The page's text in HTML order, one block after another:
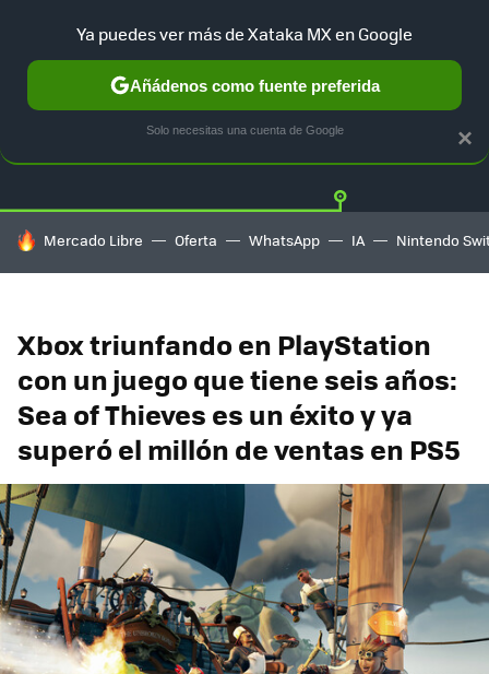
Twitter
HOY SE HABLA DE
Mercado Libre Oferta WhatsApp IA Nintendo
Xbox triunfando en PlayStation
con un juego que tiene seis años:
Sea of Thieves es un éxito y ya
superó el millón de ventas en PS5
×
Ya puedes ver más de Xataka MX en Google
Añádenos como fuente preferida
Solo necesitas una cuenta de Google